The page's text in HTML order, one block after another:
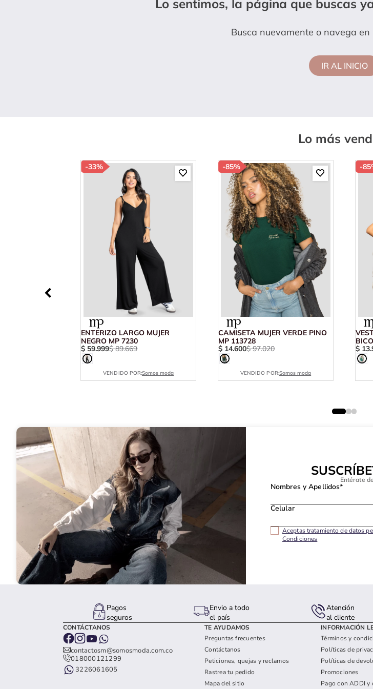
Lo sentimos, la página que buscas
Busca nuevamente o navega
IR AL INICIO
Lo más
-33%
ENTERIZO LARGO MUJER
NEGRO MP 7230
$ 59.999$ 89.669
VENDIDO POR:Somos moda
-85%
CAMISETA MUJER VERDE PINO
MP 113728
$ 14.600$ 97.020
VENDIDO POR:Somos moda
-
$ 13.
Entérate
Nombres y Apellidos*
Celular
Aceptas tratamiento de datos
Condiciones
Pagos
seguros
Envio a todo
el país
Atención
al cliente
CONTÁCTANOS
contactosm@somosmoda.com.co
018000121299
3226061605
TE AYUDAMOS
Preguntas frecuentes
Contáctanos
Peticiones, quejas y reclamos
Rastrea tu pedido
Mapa del sitio
INFORMACIÓN
Términos y
Políticas de
Políticas de
Promociones
Pago con ADDI y
10. short